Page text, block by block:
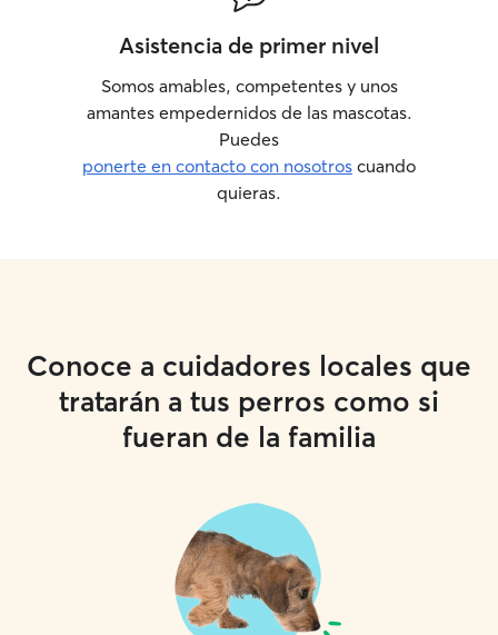
Asistencia de primer nivel
Somos amables, competentes y unos
amantes empedernidos de las mascotas.
Puedes
ponerte en contacto con nosotros cuando
quieras.
Conoce a cuidadores locales que
tratarán a tus perros como si
fueran de la familia